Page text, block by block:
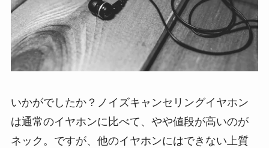
いかがでしたか？ノイズキャンセリングイヤホン
は通常のイヤホンに比べて、やや値段が高いのが
ネック。ですが、他のイヤホンにはできない上質